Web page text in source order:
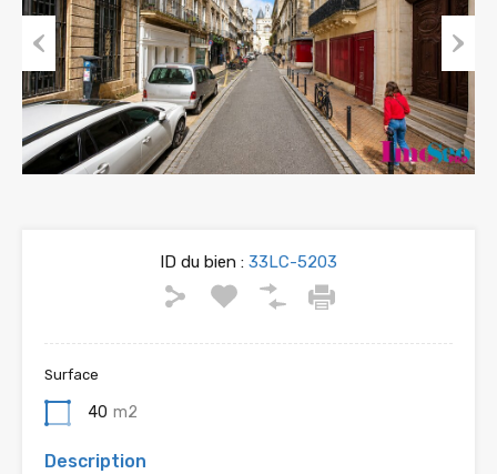
Previous
ID du bien : 33LC-5203
Surface
40 m2
Description